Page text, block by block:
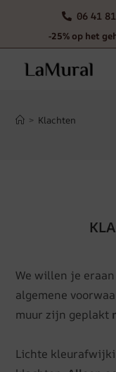
06 41
-25% op het
> Klachten
We willen je
algemene
muur zijn geplakt
Lichte